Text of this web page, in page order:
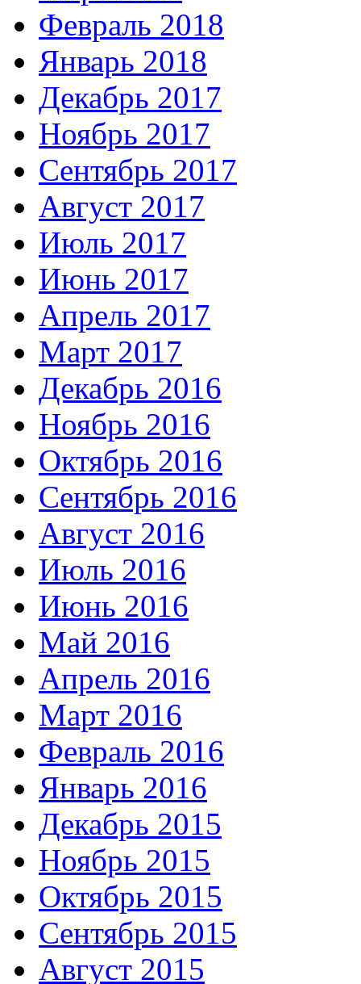
Февраль 2018
Январь 2018
Декабрь 2017
Ноябрь 2017
Сентябрь 2017
Август 2017
Июль 2017
Июнь 2017
Апрель 2017
Март 2017
Декабрь 2016
Ноябрь 2016
Октябрь 2016
Сентябрь 2016
Август 2016
Июль 2016
Июнь 2016
Май 2016
Апрель 2016
Март 2016
Февраль 2016
Январь 2016
Декабрь 2015
Ноябрь 2015
Октябрь 2015
Сентябрь 2015
Август 2015